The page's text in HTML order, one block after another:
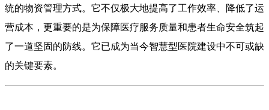
统的物资管理方式。它不仅极大地提高了工作效率、降低了运
营成本，更重要的是为保障医疗服务质量和患者生命安全筑起
了一道坚固的防线。它已成为当今智慧型医院建设中不可或缺
的关键要素。